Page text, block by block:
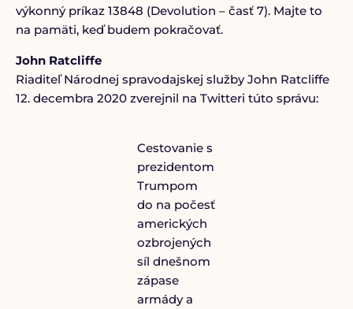
výkonný príkaz 13848 (Devolution – časť 7). Majte to
na pamäti, keď budem pokračovať.
John Ratcliffe
Riaditeľ Národnej spravodajskej služby John Ratcliffe
12. decembra 2020 zverejnil na Twitteri túto správu:
Cestovanie s
prezidentom
Trumpom
do na počesť
amerických
ozbrojených
síl dnešnom
zápase
armády a